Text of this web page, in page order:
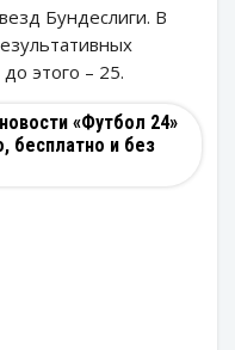
Бундеслиги. В
этого – 25.
«Футбол 24»
бесплатно и без